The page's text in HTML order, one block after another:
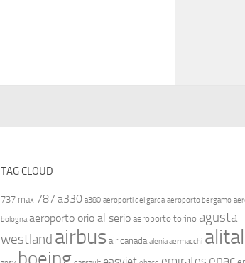
TAG CLOUD
737 max 787 a330 a380 aeroporti del garda aeroporto bergamo
bologna aeroporto orio al serio aeroporto torino agusta
westland airbus air canada alenia aermacchi